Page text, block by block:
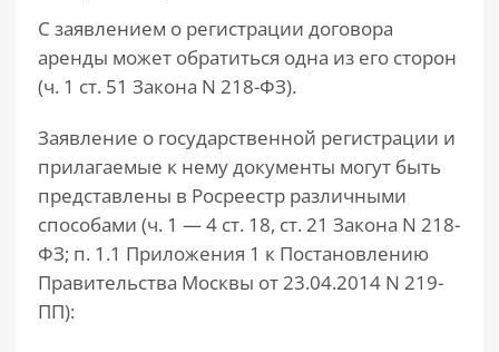
С заявлением о регистрации договора
аренды может обратиться одна из его сторон
(ч. 1 ст. 51 Закона N 218-ФЗ).
Заявление о государственной регистрации и
прилагаемые к нему документы могут быть
представлены в Росреестр различными
способами (ч. 1 — 4 ст. 18, ст. 21 Закона N 218-
ФЗ; п. 1.1 Приложения 1 к Постановлению
Правительства Москвы от 23.04.2014 N 219-
ПП):